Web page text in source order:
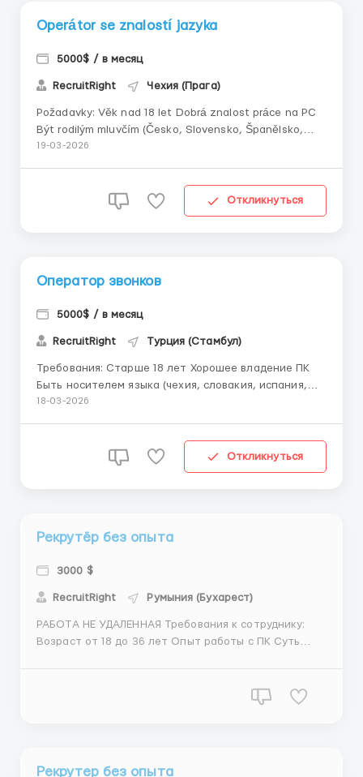
Operátor se znalostí jazyka
5000$ / в месяц
RecruitRight Чехия (Прага)
Požadavky: Věk nad 18 let Dobrá znalost práce na PC
Být rodilým mluvčím (Česko, Slovensko, Španělsko,
Rakousko, Bulharsko, Rumunsko) Náplň práce: Přijímání
19-03-2026
Откликнуться
Оператор звонков
5000$ / в месяц
RecruitRight Турция (Стамбул)
Требования: Старше 18 лет Хорошее владение ПК
Быть носителем языка (чехия, словакия, испания,
австрия, болгария, румыния) Суть работы: Принятие
Условия работы: Компания оплачива...
18-03-2026
Откликнуться
Рекрутёр без опыта
3000 $
RecruitRight Румыния (Бухарест)
РАБОТА НЕ УДАЛЕННАЯ Требования к сотруднику:
Возраст от 18 до 36 лет Опыт работы с ПК Суть
людей на вакансии, которые предоставляет наша
Рекрутер без опыта